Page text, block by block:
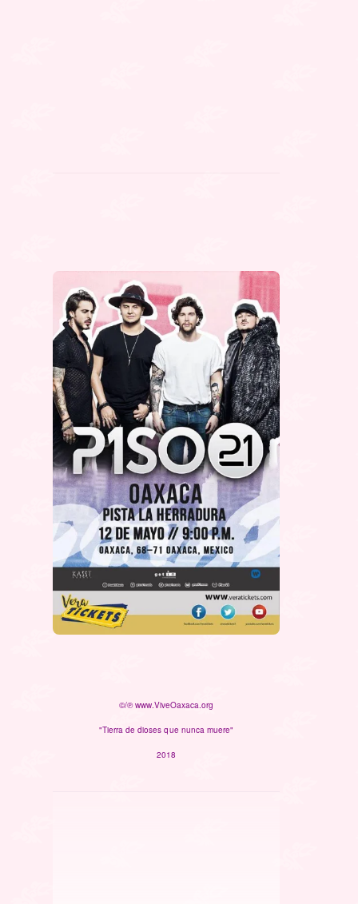
©/℗ www.ViveOaxaca.org
"Tierra de dioses que nunca muere"
2018